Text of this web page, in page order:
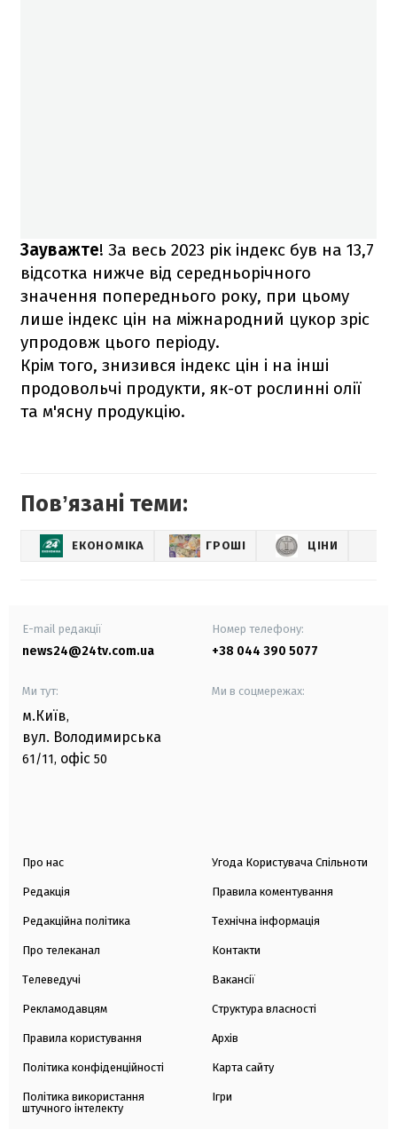
Зауважте! За весь 2023 рік індекс був на 13,7
відсотка нижче від середньорічного
значення попереднього року, при цьому
лише індекс цін на міжнародний цукор зріс
упродовж цього періоду.
Крім того, знизився індекс цін і на інші
продовольчі продукти, як-от рослинні олії
та м'ясну продукцію.
Повʼязані теми:
ЕКОНОМІКА ГРОШІ ЦІНИ
E-mail редакції
news24@24tv.com.ua
Номер телефону:
+38 044 390 5077
Ми тут:
м.Київ,
вул. Володимирська
61/11, офіс 50
Ми в соцмережах:
Про нас
Редакція
Редакційна політика
Про телеканал
Телеведучі
Рекламодавцям
Правила користування
Політика конфіденційності
Політика використання
штучного інтелекту
Угода Користувача Спільноти
Правила коментування
Технічна інформація
Контакти
Вакансії
Структура власності
Архів
Карта сайту
Ігри